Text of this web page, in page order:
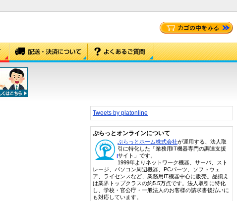
Tweets by platonline
ぷらっとオンラインについて
ぷらっとホーム株式会社が運用する、法人取
引に特化した「業務用IT機器専門の調達支援
サイト」です。
1999年よりネットワーク機器、サーバ、スト
レージ、パソコン周辺機器、PCパーツ、ソフトウェ
ア、ライセンスなど、業務用IT機器中心に販売。品揃え
は業界トップクラスの約5.5万点です。法人取引に特化
し、学校・官公庁・一般法人のお客様の請求書後払いに
も対応しています。